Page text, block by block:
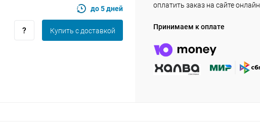
до 5 дней
Купить c доставкой
оплатить заказ на сайте онлайн.
Принимаем к оплате
25
8 800 302-02-51